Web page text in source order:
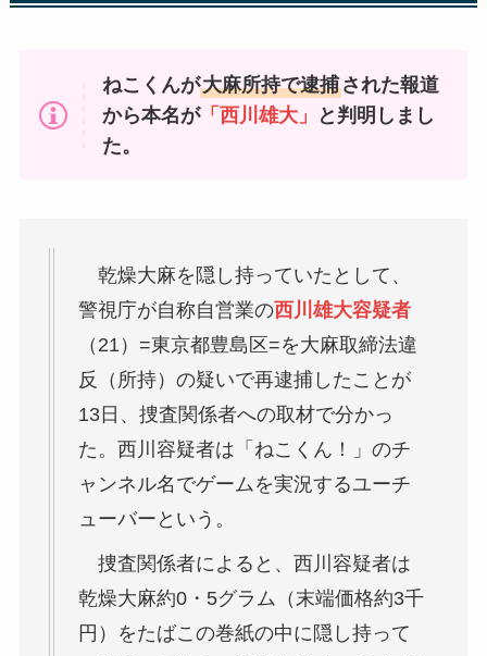
ねこくんが大麻所持で逮捕された報道
から本名が「西川雄大」
と判明しまし
た。
乾燥大麻を隠し持っていたとして、
警視庁が自称自営業の西川雄大容疑者
（21）=東京都豊島区=を大麻取締法違
反（所持）の疑いで再逮捕したことが
13日、捜査関係者への取材で分かっ
た。西川容疑者は「ねこくん！」のチ
ャンネル名でゲームを実況するユーチ
ューバーという。
捜査関係者によると、西川容疑者は
乾燥大麻約0・5グラム（末端価格約3千
円）をたばこの巻紙の中に隠し持って